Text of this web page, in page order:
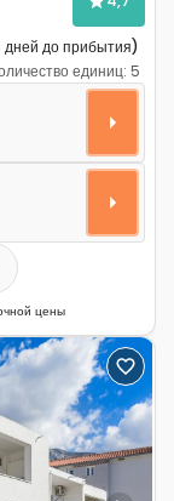
до прибытия)
единиц: 5
Макарска -
цены